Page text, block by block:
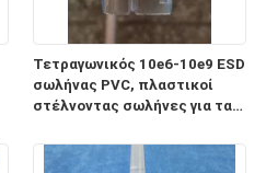
Τετραγωνικός 10e6-10e9 ESD
σωλήνας PVC, πλαστικοί
στέλνοντας σωλήνες για τα